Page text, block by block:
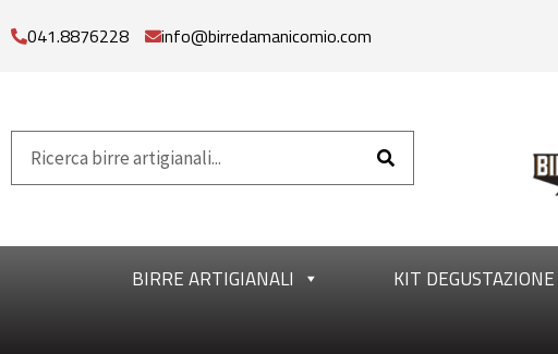
041.8876228 info@birredamanicomio.com
BIRRE ARTIGIANALI KIT DEGUSTAZIONE